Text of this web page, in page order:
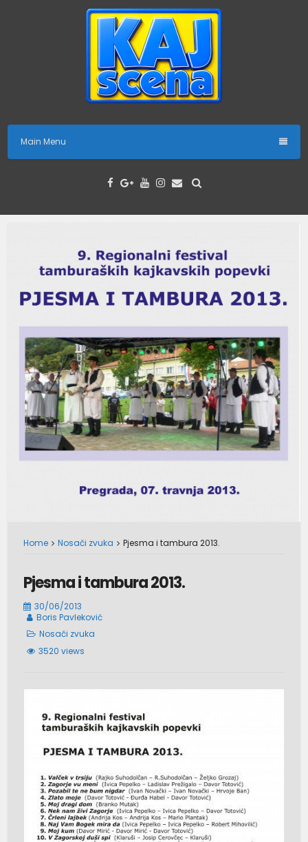
Main Menu
Home Nosači zvuka Pjesma i tambura 2013.
Pjesma i tambura 2013.
30/06/2013
Boris Pavleković
Nosači zvuka
3520 views